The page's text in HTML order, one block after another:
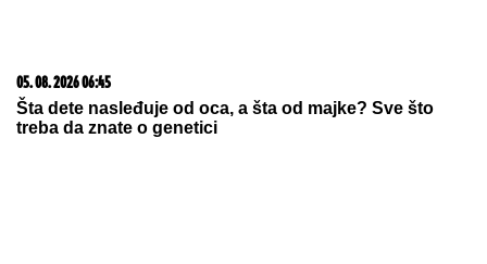
05. 08. 2026 06:45
Šta dete nasleđuje od oca, a šta od majke? Sve što
treba da znate o genetici